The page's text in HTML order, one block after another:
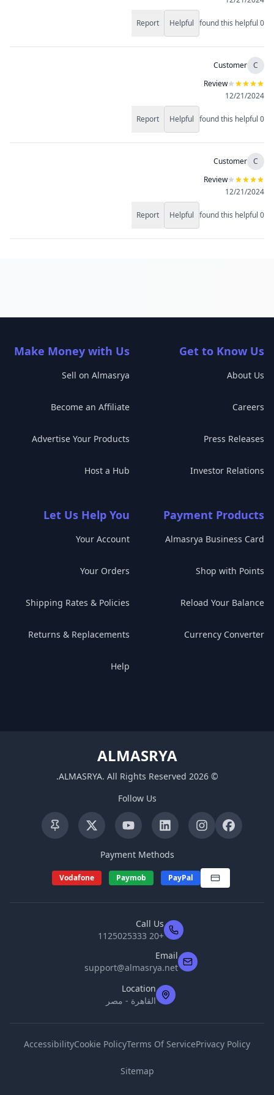
0
found this helpful
Helpful
Report
C
Customer
Review
12/21/2024
0
found this helpful
Helpful
Report
C
Customer
Review
12/21/2024
0
found this helpful
Helpful
Report
Get to Know Us
About Us
Careers
Press Releases
Investor Relations
Make Money with Us
Sell on Almasrya
Become an Affiliate
Advertise Your Products
Host a Hub
Payment Products
Almasrya Business Card
Shop with Points
Reload Your Balance
Currency Converter
Let Us Help You
Your Account
Your Orders
Shipping Rates & Policies
Returns & Replacements
Help
ALMASRYA
©
2026
ALMASRYA. All Rights Reserved
.
Follow Us
Payment Methods
PayPal
Paymob
Vodafone
Call Us
+20 1125025333
Email
support@almasrya.net
Location
القاهرة - مصر
Privacy Policy
Terms Of Service
Cookie Policy
Accessibility
Sitemap